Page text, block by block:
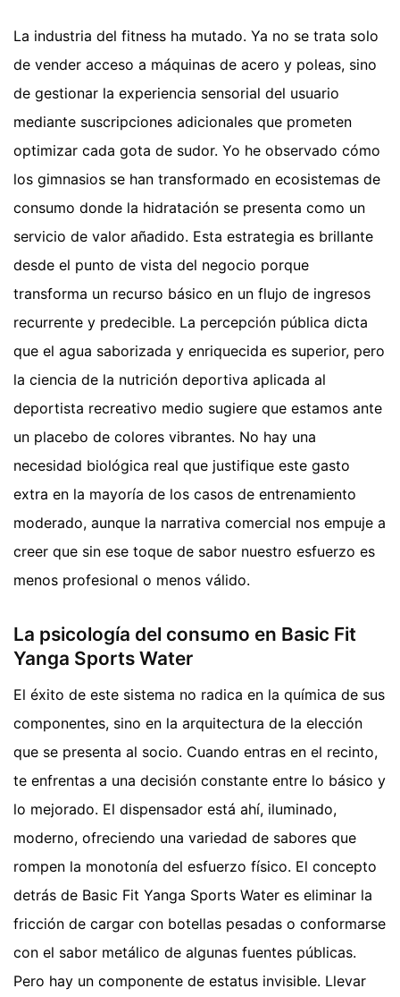
La industria del fitness ha mutado. Ya no se trata solo
de vender acceso a máquinas de acero y poleas, sino
de gestionar la experiencia sensorial del usuario
mediante suscripciones adicionales que prometen
optimizar cada gota de sudor. Yo he observado cómo
los gimnasios se han transformado en ecosistemas de
consumo donde la hidratación se presenta como un
servicio de valor añadido. Esta estrategia es brillante
desde el punto de vista del negocio porque
transforma un recurso básico en un flujo de ingresos
recurrente y predecible. La percepción pública dicta
que el agua saborizada y enriquecida es superior, pero
la ciencia de la nutrición deportiva aplicada al
deportista recreativo medio sugiere que estamos ante
un placebo de colores vibrantes. No hay una
necesidad biológica real que justifique este gasto
extra en la mayoría de los casos de entrenamiento
moderado, aunque la narrativa comercial nos empuje a
creer que sin ese toque de sabor nuestro esfuerzo es
menos profesional o menos válido.
La psicología del consumo en Basic Fit
Yanga Sports Water
El éxito de este sistema no radica en la química de sus
componentes, sino en la arquitectura de la elección
que se presenta al socio. Cuando entras en el recinto,
te enfrentas a una decisión constante entre lo básico y
lo mejorado. El dispensador está ahí, iluminado,
moderno, ofreciendo una variedad de sabores que
rompen la monotonía del esfuerzo físico. El concepto
detrás de Basic Fit Yanga Sports Water es eliminar la
fricción de cargar con botellas pesadas o conformarse
con el sabor metálico de algunas fuentes públicas.
Pero hay un componente de estatus invisible. Llevar